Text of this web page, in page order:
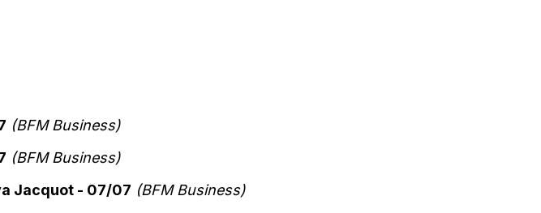
(BFM Business)
(BFM Business)
Jacquot - 07/07 (BFM Business)